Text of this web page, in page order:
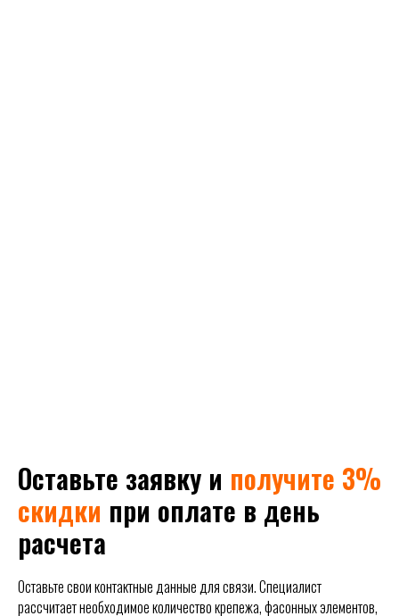
Оставьте заявку и получите 3%
скидки при оплате в день
расчета
Оставьте свои контактные данные для связи. Специалист
рассчитает необходимое количество крепежа, фасонных элементов,